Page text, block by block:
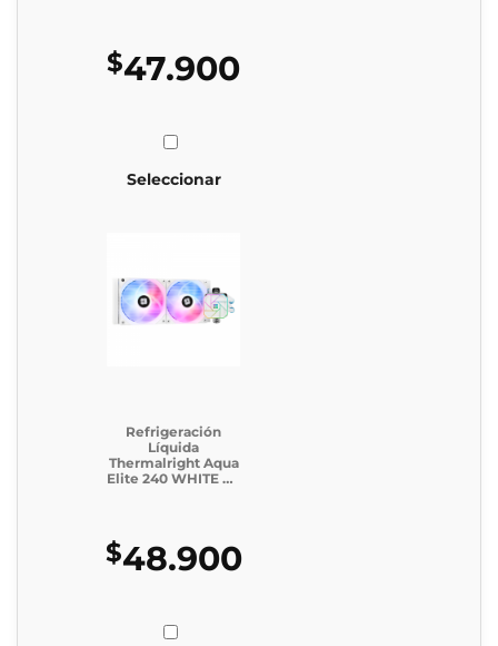
$47.900
Seleccionar
Refrigeración
Líquida
Thermalright Aqua
Elite 240 WHITE V3
$48.900